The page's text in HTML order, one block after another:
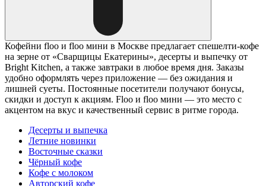
Кофейни floo и floo мини в Москве предлагает спешелти-кофе
на зерне от «Сварщицы Екатерины», десерты и выпечку от
Bright Kitchen, а также завтраки в любое время дня. Заказы
удобно оформлять через приложение — без ожидания и
лишней суеты. Постоянные посетители получают бонусы,
скидки и доступ к акциям. Floo и floo мини — это место с
акцентом на вкус и качественный сервис в ритме города.
Десерты и выпечка
Летние новинки
Восточные сказки
Чёрный кофе
Кофе с молоком
Авторский кофе